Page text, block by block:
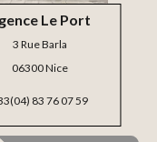
Le Port
3 Rue Barla
06300 Nice
83 76 07 59